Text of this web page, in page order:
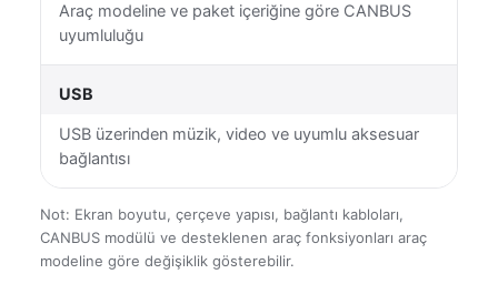
Araç modeline ve paket içeriğine göre CANBUS
uyumluluğu
USB
USB üzerinden müzik, video ve uyumlu aksesuar
bağlantısı
Not: Ekran boyutu, çerçeve yapısı, bağlantı kabloları,
CANBUS modülü ve desteklenen araç fonksiyonları araç
modeline göre değişiklik gösterebilir.